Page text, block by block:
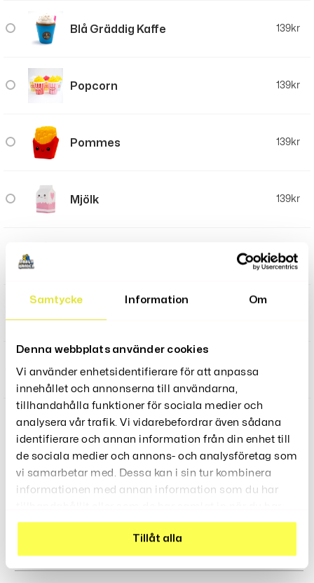
Samtycke Information Om
Denna webbplats använder cookies
Vi använder enhetsidentifierare för att anpassa
innehållet och annonserna till användarna,
tillhandahålla funktioner för sociala medier och
analysera vår trafik. Vi vidarebefordrar även sådana
identifierare och annan information från din enhet till
de sociala medier och annons- och analysföretag som
vi samarbetar med. Dessa kan i sin tur kombinera
informationen med annan information som du har
använt deras tjänster.
Tillåt alla
Blå Gräddig Kaffe 139kr
Popcorn 139kr
Pommes 139kr
Mjölk 139kr
139kr
Hamburgare
LÄGG TILL I VARUKORG